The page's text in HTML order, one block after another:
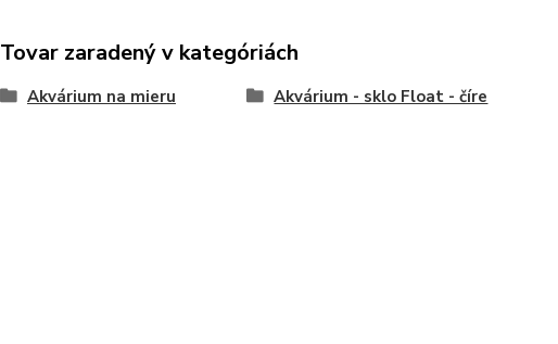
Tovar zaradený v kategóriách
Akvárium na mieru Akvárium - sklo Float - číre